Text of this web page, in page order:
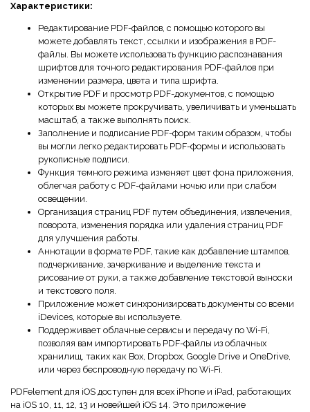
Характеристики:
Редактирование PDF-файлов, с помощью которого вы
можете добавлять текст, ссылки и изображения в PDF-
файлы. Вы можете использовать функцию распознавания
шрифтов для точного редактирования PDF-файлов при
изменении размера, цвета и типа шрифта.
Открытие PDF и просмотр PDF-документов, с помощью
которых вы можете прокручивать, увеличивать и уменьшать
масштаб, а также выполнять поиск.
Заполнение и подписание PDF-форм таким образом, чтобы
вы могли легко редактировать PDF-формы и использовать
рукописные подписи.
Функция темного режима изменяет цвет фона приложения,
облегчая работу с PDF-файлами ночью или при слабом
освещении.
Организация страниц PDF путем объединения, извлечения,
поворота, изменения порядка или удаления страниц PDF
для улучшения работы.
Аннотации в формате PDF, такие как добавление штампов,
подчеркивание, зачеркивание и выделение текста и
рисование от руки, а также добавление текстовой выноски
и текстового поля.
Приложение может синхронизировать документы со всеми
iDevices, которые вы используете.
Поддерживает облачные сервисы и передачу по Wi-Fi,
позволяя вам импортировать PDF-файлы из облачных
хранилищ, таких как Box, Dropbox, Google Drive и OneDrive,
или через беспроводную передачу по Wi-Fi.
PDFelement для iOS доступен для всех iPhone и iPad, работающих
на iOS 10, 11, 12, 13 и новейшей iOS 14. Это приложение